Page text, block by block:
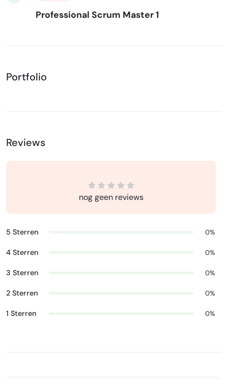
Professional Scrum Master 1
Portfolio
Reviews
nog geen reviews
5 Sterren 0%
4 Sterren 0%
3 Sterren 0%
2 Sterren 0%
1 Sterren 0%